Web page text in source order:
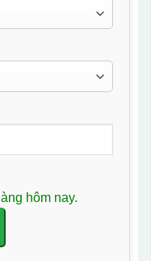
hôm nay.